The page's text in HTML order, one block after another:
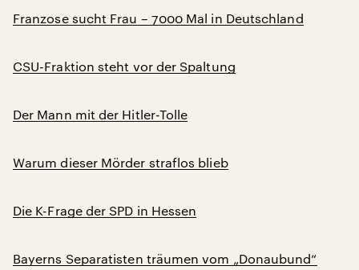
Franzose sucht Frau – 7000 Mal in Deutschland
CSU-Fraktion steht vor der Spaltung
Der Mann mit der Hitler-Tolle
Warum dieser Mörder straflos blieb
Die K-Frage der SPD in Hessen
Bayerns Separatisten träumen vom „Donaubund“